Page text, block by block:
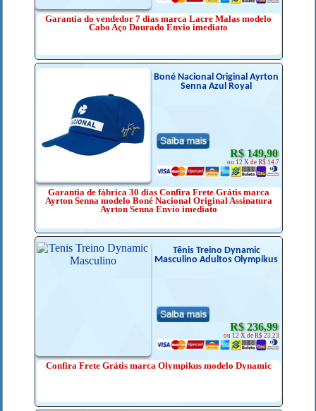
Garantia do vendedor 7 dias marca Lacre Malas modelo
Cabo Aço Dourado Envio imediato
Boné Nacional Original Ayrton
Senna Azul Royal
R$ 149,90
ou 12 X de R$ 14.7
Garantia de fábrica 30 dias Confira Frete Grátis marca
Ayrton Senna modelo Boné Nacional Original Assinatura
Ayrton Senna Envio imediato
Tênis Treino Dynamic
Masculino Adultos Olympikus
R$ 236,99
ou 12 X de R$ 23.23
Confira Frete Grátis marca Olympikus modelo Dynamic